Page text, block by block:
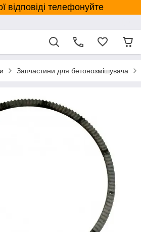
відповіді телефонуйте
Запчастини для бетонозмішувача